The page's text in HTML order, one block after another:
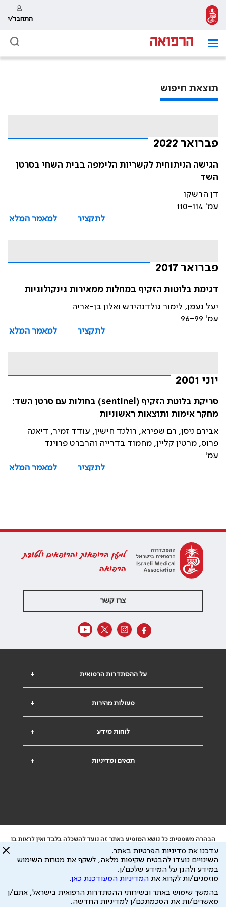
התחבר/י
תוצאת חיפוש
פברואר 2022
הגישה הניתוחית לקשריות הלימפה בבית השחי בסרטן
השד
דן הרשקו
עמ' 110-114
לתקציר
למאמר המלא
פברואר 2017
דגימת בלוטות הזקיף במחלות ממאירות גינקולוגיות
יעל נעמן, לימור גולדנהירש ואלון בן-אריה
עמ' 96-99
לתקציר
למאמר המלא
יוני 2001
סריקת בלוטת הזקיף (sentinel) בחולות עם סרטן השד:
מחקר אימות ותוצאות ראשוניות
אבירם ניסן, רם שפירא, רולנד חישין, עודד זמיר, דיאנה
פרוס, מרטין קליין, מחמוד בדרייה והרברט פרוינד
עמ'
לתקציר
למאמר המלא
למען הרופאות והרופאים ולטובת
הרפואה
צרו קשר
+ על ההסתדרות הרפואית
+ פעולות מהירות
+ לוחות מידע
+ תנאים ומדיניות
הבהרה משפטית: כל נושא המופיע באתר זה נועד להשכלה בלבד ואין לראות בו
ייעוץ רפואי או משפטי. אין הר"י אחראית לתוכן המתפרסם באתר זה ולכל נזק
שעלול להיגרם.
ידוע לי שהר"י אוספת ושומרת מידע אישי לצורך מתן השרות וכי חלק ממנו עשוי
להיות מועבר לצדדים שלישיים, הכל בכפוף למדיניות הפרטיות
פיתוח ע"י עיצוב ע"י
עדכנו את מדיניות הפרטיות באתר.
השינויים נועדו להבטיח שקיפות מלאה, לשקף את מטרות השימוש
במידע ולהגן על המידע שלכם/ן.
מוזמנים/ות לקרוא את המדיניות המעודכנת כאן.
בהמשך שימוש באתר ובשירותי ההסתדרות הרפואית בישראל, אתם/ן
מאשרים/ות את הסכמתכם/ן למדיניות החדשה.